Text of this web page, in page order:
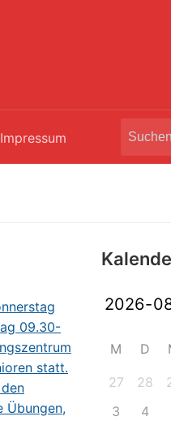
Impressum
Search
M D
27 28
3
4